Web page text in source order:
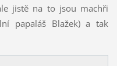
jistě na to jsou machři
papaláš Blažek) a tak